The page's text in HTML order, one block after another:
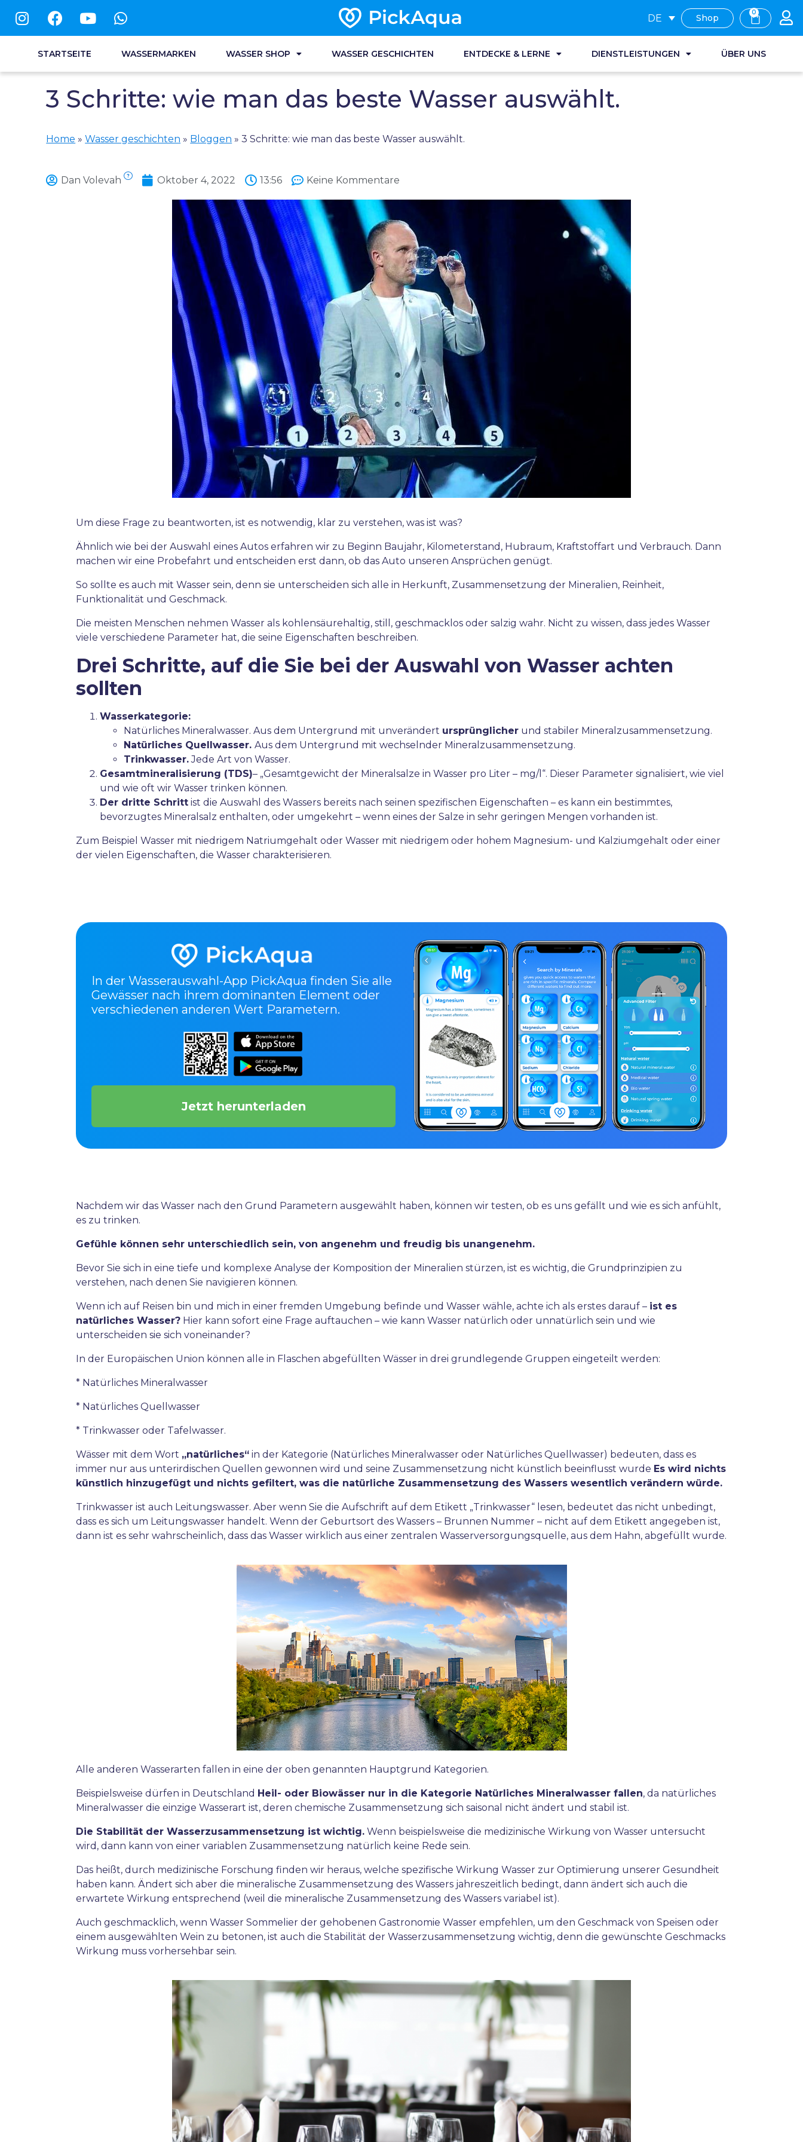
DE Shop
0
STARTSEITE WASSERMARKEN WASSER SHOP WASSER GESCHICHTEN ENTDECKE & LERNE DIENSTLEISTUNGEN ÜBER UNS
3 Schritte: wie man das beste Wasser auswählt.
Home »Wasser geschichten » Bloggen »3 Schritte: wie man das beste Wasser auswählt.
Dan Volevah ? Oktober 4, 2022 13:56 Keine Kommentare
Um diese Frage zu beantworten, ist es notwendig, klar zu verstehen, was ist was?
Ähnlich wie bei der Auswahl eines Autos erfahren wir zu Beginn Baujahr, Kilometerstand, Hubraum, Kraftstoffart und Verbrauch. Dann
machen wir eine Probefahrt und entscheiden erst dann, ob das Auto unseren Ansprüchen genügt.
So sollte es auch mit Wasser sein, denn sie unterscheiden sich alle in Herkunft, Zusammensetzung der Mineralien, Reinheit,
Funktionalität und Geschmack.
Die meisten Menschen nehmen Wasser als kohlensäurehaltig, still, geschmacklos oder salzig wahr. Nicht zu wissen, dass jedes Wasser
viele verschiedene Parameter hat, die seine Eigenschaften beschreiben.
Drei Schritte, auf die Sie bei der Auswahl von Wasser achten
sollten
Wasserkategorie:
Natürliches Mineralwasser. Aus dem Untergrund mit unverändert ursprünglicher und stabiler Mineralzusammensetzung.
Natürliches Quellwasser. Aus dem Untergrund mit wechselnder Mineralzusammensetzung.
Trinkwasser.Jede Art von Wasser.
Gesamtmineralisierung (TDS)– „Gesamtgewicht der Mineralsalze in Wasser pro Liter – mg/l“. Dieser Parameter signalisiert, wie viel
und wie oft wir Wasser trinken können.
Der dritte Schritt ist die Auswahl des Wassers bereits nach seinen spezifischen Eigenschaften – es kann ein bestimmtes,
bevorzugtes Mineralsalz enthalten, oder umgekehrt – wenn eines der Salze in sehr geringen Mengen vorhanden ist.
Zum Beispiel Wasser mit niedrigem Natriumgehalt oder Wasser mit niedrigem oder hohem Magnesium- und Kalziumgehalt oder einer
der vielen Eigenschaften, die Wasser charakterisieren.
In der Wasserauswahl-App PickAqua finden Sie alle
Gewässer nach ihrem dominanten Element oder
verschiedenen anderen Wert Parametern.
Jetzt herunterladen
Nachdem wir das Wasser nach den Grund Parametern ausgewählt haben, können wir testen, ob es uns gefällt und wie es sich anfühlt,
es zu trinken.
Gefühle können sehr unterschiedlich sein, von angenehm und freudig bis unangenehm.
Bevor Sie sich in eine tiefe und komplexe Analyse der Komposition der Mineralien stürzen, ist es wichtig, die Grundprinzipien zu
verstehen, nach denen Sie navigieren können.
Wenn ich auf Reisen bin und mich in einer fremden Umgebung befinde und Wasser wähle, achte ich als erstes darauf – ist es
natürliches Wasser? Hier kann sofort eine Frage auftauchen – wie kann Wasser natürlich oder unnatürlich sein und wie
unterscheiden sie sich voneinander?
In der Europäischen Union können alle in Flaschen abgefüllten Wässer in drei grundlegende Gruppen eingeteilt werden:
* Natürliches Mineralwasser
* Natürliches Quellwasser
* Trinkwasser oder Tafelwasser.
Wässer mit dem Wort „natürliches“ in der Kategorie (Natürliches Mineralwasser oder Natürliches Quellwasser) bedeuten, dass es
immer nur aus unterirdischen Quellen gewonnen wird und seine Zusammensetzung nicht künstlich beeinflusst wurde Es wird nichts
künstlich hinzugefügt und nichts gefiltert, was die natürliche Zusammensetzung des Wassers wesentlich verändern würde.
Trinkwasser ist auch Leitungswasser. Aber wenn Sie die Aufschrift auf dem Etikett „Trinkwasser“ lesen, bedeutet das nicht unbedingt,
dass es sich um Leitungswasser handelt. Wenn der Geburtsort des Wassers – Brunnen Nummer – nicht auf dem Etikett angegeben ist,
dann ist es sehr wahrscheinlich, dass das Wasser wirklich aus einer zentralen Wasserversorgungsquelle, aus dem Hahn, abgefüllt wurde.
Alle anderen Wasserarten fallen in eine der oben genannten Hauptgrund Kategorien.
Beispielsweise dürfen in Deutschland Heil- oder Biowässer nur in die Kategorie Natürliches Mineralwasser fallen, da natürliches
Mineralwasser die einzige Wasserart ist, deren chemische Zusammensetzung sich saisonal nicht ändert und stabil ist.
Die Stabilität der Wasserzusammensetzung ist wichtig. Wenn beispielsweise die medizinische Wirkung von Wasser untersucht
wird, dann kann von einer variablen Zusammensetzung natürlich keine Rede sein.
Das heißt, durch medizinische Forschung finden wir heraus, welche spezifische Wirkung Wasser zur Optimierung unserer Gesundheit
haben kann. Ändert sich aber die mineralische Zusammensetzung des Wassers jahreszeitlich bedingt, dann ändert sich auch die
erwartete Wirkung entsprechend (weil die mineralische Zusammensetzung des Wassers variabel ist).
Auch geschmacklich, wenn Wasser Sommelier der gehobenen Gastronomie Wasser empfehlen, um den Geschmack von Speisen oder
einem ausgewählten Wein zu betonen, ist auch die Stabilität der Wasserzusammensetzung wichtig, denn die gewünschte Geschmacks
Wirkung muss vorhersehbar sein.